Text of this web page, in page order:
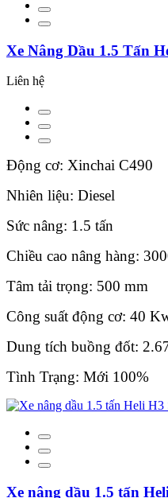
Xe Nâng Dầu 1.5 Tấn
Liên hệ
Động cơ: Xinchai C490
Nhiên liệu: Diesel
Sức nâng: 1.5 tấn
Chiều cao nâng hàng:
Tâm tải trọng: 500 mm
Công suất động cơ: 40
Dung tích buồng đốt:
Tình Trạng: Mới 100%
Xe nâng dầu 1.5 tấn